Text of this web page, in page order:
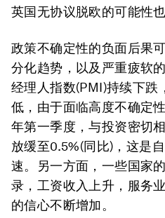
英国无协议脱欧的可能性也
政策不确定性的负面后果
分化趋势，以及严重疲软
经理人指数(PMI)持续下跌
低，由于面临高度不确定
年第一季度，与投资密切
放缓至0.5%(同比)，这是
速。另一方面，一些国家
录，工资收入上升，服务
的信心不断增加。